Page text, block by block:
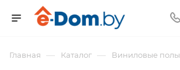
Главная — Каталог — Виниловые полы